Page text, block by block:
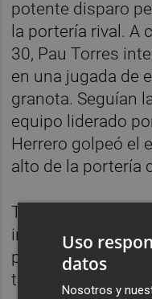
potente disparo
la portería rival. A
30, Pau Torres
en una jugada de
granota. Seguían
equipo liderado
Herrero golpeó el
alto de la portería
Tiempo después,
intentó hasta el
portería de Pau
trabajado en casa
Uso
datos
Nosotros y